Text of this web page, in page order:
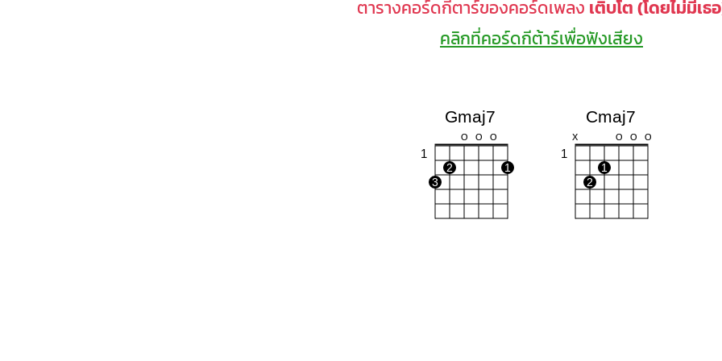
ตารางคอร์ดกีตาร์ของคอร์ดเพลง เติบโต (โดยไม่มีเธ
คลิกที่คอร์ดกีต้าร์เพื่อฟังเสียง
Gmaj7
O O O
1
2
1
3
Cmaj7
X O O O
1
1
2